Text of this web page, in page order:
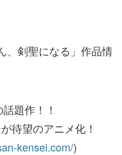
、剣聖になる」作品情
題作！！
待望のアニメ化！
kensei.com/)